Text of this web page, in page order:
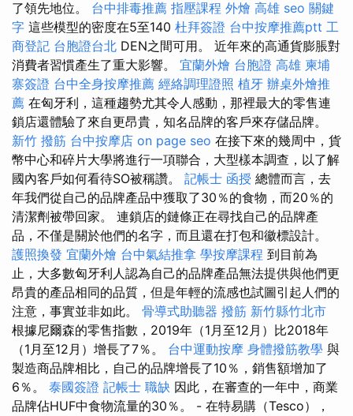
了領先地位。 台中排毒推薦 指壓課程 外燴 高雄 seo 關鍵
字 這些模型的密度在5至140 杜拜簽證 台中按摩推薦ptt 工
商登記 台胞證台北 DEN之間可用。 近年來的高通貨膨脹對
消費者習慣產生了重大影響。 宜蘭外燴 台胞證 高雄 柬埔
寨簽證 台中全身按摩推薦 經絡調理證照 植牙 辦桌外燴推
薦 在匈牙利，這種趨勢尤其令人感動，那裡最大的零售連
鎖店還體驗了來自更昂貴，知名品牌的客戶來存儲品牌。
新竹 撥筋 台中按摩店 on page seo 在接下來的幾周中，貨
幣中心和碎片大學將進行一項聯合，大型樣本調查，以了解
國內客戶如何看待SO被稱讚。 記帳士 函授 總體而言，去
年我們從自己的品牌產品中獲取了30％的食物，而20％的
清潔劑被帶回家。 連鎖店的鏈條正在尋找自己的品牌產
品，不僅是關於他們的名字，而且還在打包和徽標設計。
護照換發 宜蘭外燴 台中氣結推拿 學按摩課程 到目前為
止，大多數匈牙利人認為自己的品牌產品無法提供與他們更
昂貴的產品相同的品質，但是年輕的流感也試圖引起人們的
注意，事實並非如此。 骨導式助聽器 撥筋 新竹縣竹北市
根據尼爾森的零售指數，2019年（1月至12月）比2018年
（1月至12月）增長了7％。 台中運動按摩 身體撥筋教學 與
製造商品牌相比，自己的品牌增長了10％，銷售額增加了
6％。 泰國簽證 記帳士 職缺 因此，在審查的一年中，商業
品牌佔HUF中食物流量的30％。 - 在特易購（Tesco），